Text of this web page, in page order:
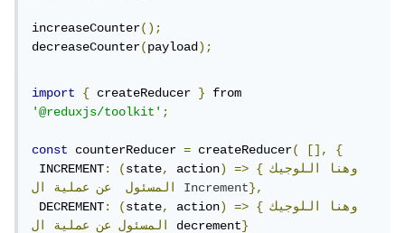
increaseCounter();
decreaseCounter(payload);
import { createReducer }
'@reduxjs/toolkit';
const counterReducer = createReducer( [],
{
INCREMENT: (state, action) => {وهنا
اللوجيك
المسئول
عن عملية ال Increment},
DECREMENT: (state, action) => {وهنا
اللوجيك
المسئول
عن عملية ال decrement}